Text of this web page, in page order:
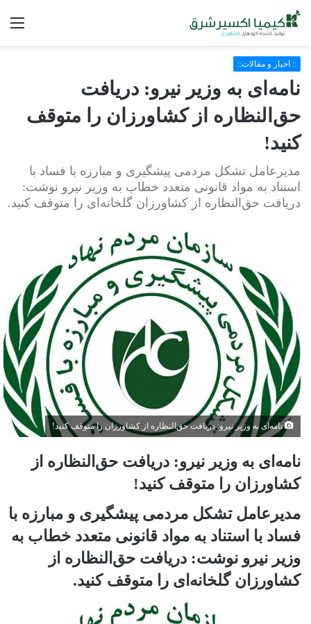
:: اخبار و مقالات::
نامه‌ای به وزیر نیرو: دریافت
حق‌النظاره از کشاورزان را متوقف
کنید!
مدیرعامل تشکل مردمی پیشگیری و مبارزه با فساد با
استناد به مواد قانونی متعدد خطاب به وزیر نیرو نوشت:
دریافت حق‌النظاره از کشاورزان گلخانه‌ای را متوقف کنید.
نامه‌ای به وزیر نیرو: دریافت حق‌النظاره از کشاورزان را متوقف کنید!
نامه‌ای به وزیر نیرو: دریافت حق‌النظاره از
کشاورزان را متوقف کنید!
مدیرعامل تشکل مردمی پیشگیری و مبارزه با
فساد با استناد به مواد قانونی متعدد خطاب به
وزیر نیرو نوشت: دریافت حق‌النظاره از
کشاورزان گلخانه‌ای را متوقف کنید.